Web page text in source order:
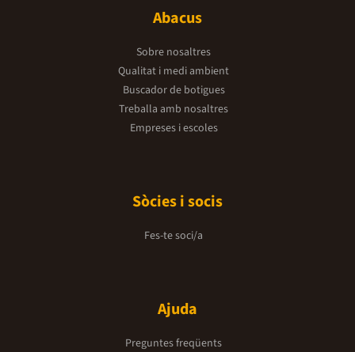
Abacus
Sobre nosaltres
Qualitat i medi ambient
Buscador de botigues
Treballa amb nosaltres
Empreses i escoles
Sòcies i socis
Fes-te soci/a
Ajuda
Preguntes freqüents